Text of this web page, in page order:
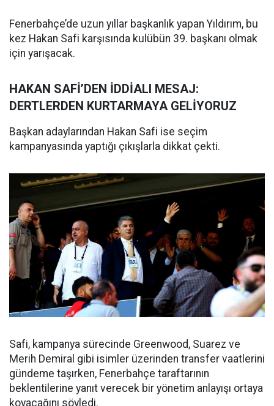
Fenerbahçe’de uzun yıllar başkanlık yapan Yıldırım, bu
kez Hakan Safi karşısında kulübün 39. başkanı olmak
için yarışacak.
HAKAN SAFİ’DEN İDDİALI MESAJ:
DERTLERDEN KURTARMAYA GELİYORUZ
Başkan adaylarından Hakan Safi ise seçim
kampanyasında yaptığı çıkışlarla dikkat çekti.
Safi, kampanya sürecinde Greenwood, Suarez ve
Merih Demiral gibi isimler üzerinden transfer vaatlerini
gündeme taşırken, Fenerbahçe taraftarının
beklentilerine yanıt verecek bir yönetim anlayışı ortaya
koyacağını söyledi.